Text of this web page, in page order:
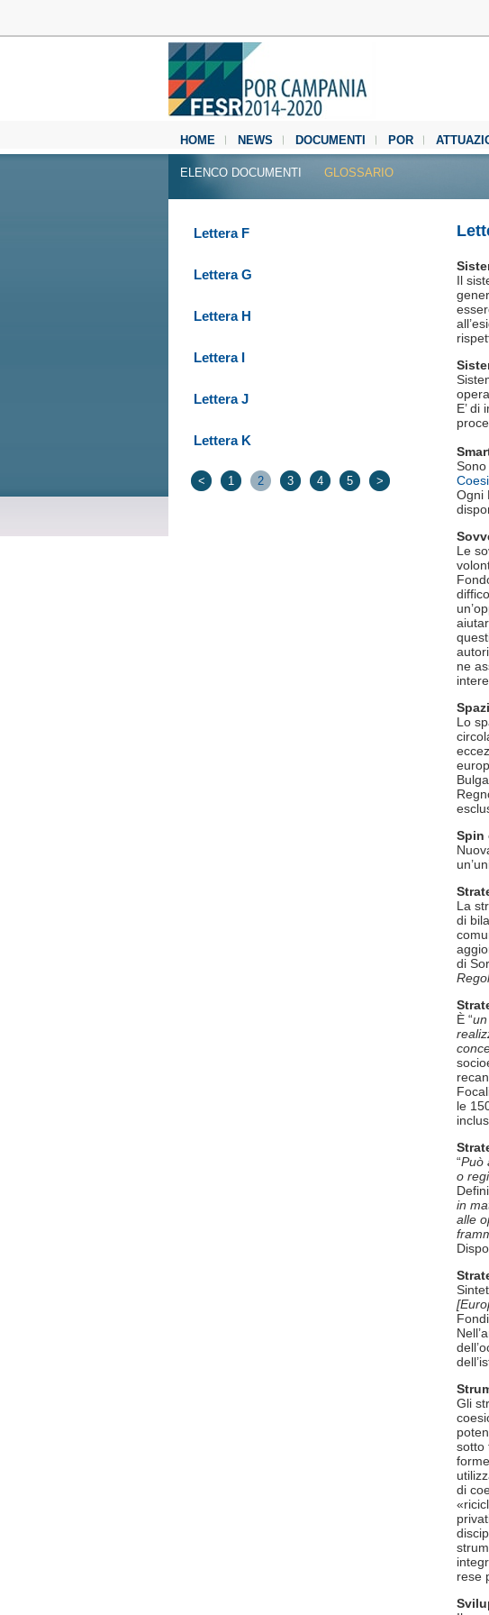
HOME NEWS DOCUMENTI POR
MEDIA CENTER
ELENCO DOCUMENTI GLOSSARIO
Il
E’
Sono
Ogni
Le
ne
Lo
Spin
La
di
di
È “
le
“Può
o
in
alle
Gli
sotto
di
rese
Lettera F
Lettera G
Lettera H
Lettera I
Lettera J
Lettera K
< 1 2 3 4 5 >